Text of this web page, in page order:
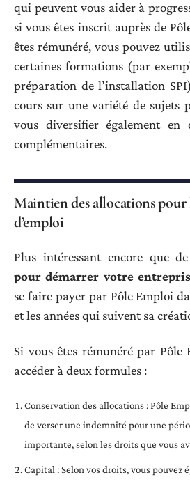
qui peuvent vous aider à
si vous êtes inscrit auprès de
êtes rémunéré, vous pouvez
certaines formations (par
préparation de l’installation
cours sur une variété de sujets
vous diversifier également en
complémentaires.
Maintien des allocations pour
d’emploi
Plus intéressant encore que
pour démarrer votre
se faire payer par Pôle Emploi
et les années qui suivent sa
Si vous êtes rémunéré par Pôle
accéder à deux formules :
Conservation des allocations : Pôle
de verser une indemnité pour une
importante, selon les droits que vous
Capital : Selon vos droits, vous pouvez